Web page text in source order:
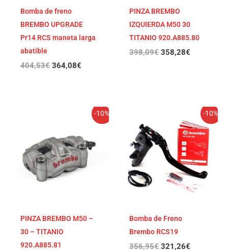
Bomba de freno
BREMBO UPGRADE
Pr14 RCS maneta larga
abatible
404,53€ 364,08€
PINZA BREMBO
IZQUIERDA M50 30
TITANIO 920.A885.80
398,09€ 358,28€
-10%
PINZA BREMBO M50 –
30 – TITANIO
920.A885.81
era:
398,09€.
precio
es:
358,28€.
-10%
Bomba de Freno
Brembo RCS19
356,95€
precio
original
era:
356,95€.
321,26€
precio
actual
es:
321,26€.